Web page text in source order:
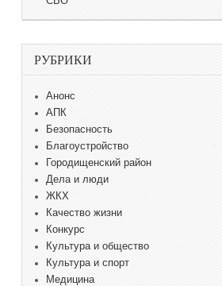
РУБРИКИ
Анонс
АПК
Безопасность
Благоустройство
Городищенский район
Дела и люди
ЖКХ
Качество жизни
Конкурс
Культура и общество
Культура и спорт
Медицина